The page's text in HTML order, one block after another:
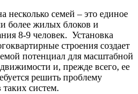
семей – это единое
более жилых блоков и
8-9 человек. Установка
строения создает
потенциал для масштабной
и, прежде всего, ее
решить проблему
систем.